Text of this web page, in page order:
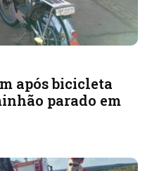
após bicicleta
parado em